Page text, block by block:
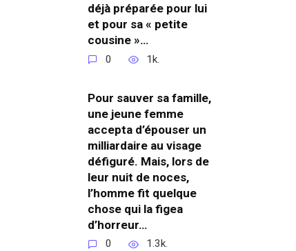
déjà préparée pour lui
et pour sa « petite
cousine »…
0 1k.
Pour sauver sa famille,
une jeune femme
accepta d’épouser un
milliardaire au visage
défiguré. Mais, lors de
leur nuit de noces,
l’homme fit quelque
chose qui la figea
d’horreur…
0 1.3k.